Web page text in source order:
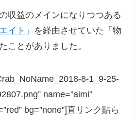
収益のメインになりつつある
イト 」を経由させていた「物
ことがありました。
8-1_9-25-
name=”aimi”
bg=”none”]直リンク貼ら